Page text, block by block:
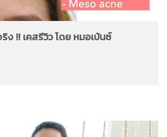
!! เคสรีวิว โดย หมอเบ้นซ์